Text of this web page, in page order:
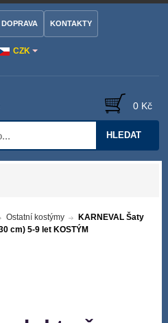
CZK
DOPRAVA KONTAKTY
HLEDAT
0 Kč
Ostatní kostýmy
KARNEVAL Šaty
cm) 5-9 let KOSTÝM